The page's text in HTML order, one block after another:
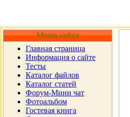
Меню сайта
Главная страница
Информация о сайте
Тесты
Каталог файлов
Каталог статей
Форум-Мини чат
Фотоальбом
Гостевая книга